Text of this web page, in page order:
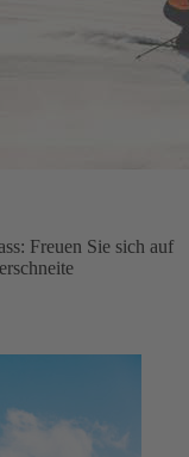
Freuen Sie sich auf